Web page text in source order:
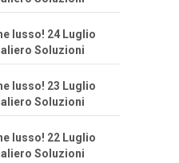
lusso! 24 Luglio
Soluzioni
lusso! 23 Luglio
Soluzioni
lusso! 22 Luglio
Soluzioni